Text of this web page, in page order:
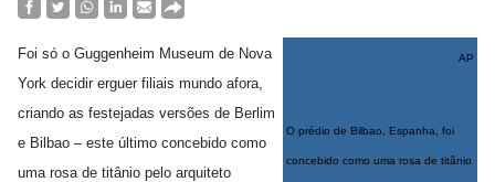
AP
O prédio de Bilbao, Espanha, foi
concebido como uma rosa de titânio
Foi só o Guggenheim Museum de Nova
York decidir erguer filiais mundo afora,
criando as festejadas versões de Berlim
e Bilbao – este último concebido como
uma rosa de titânio pelo arquiteto